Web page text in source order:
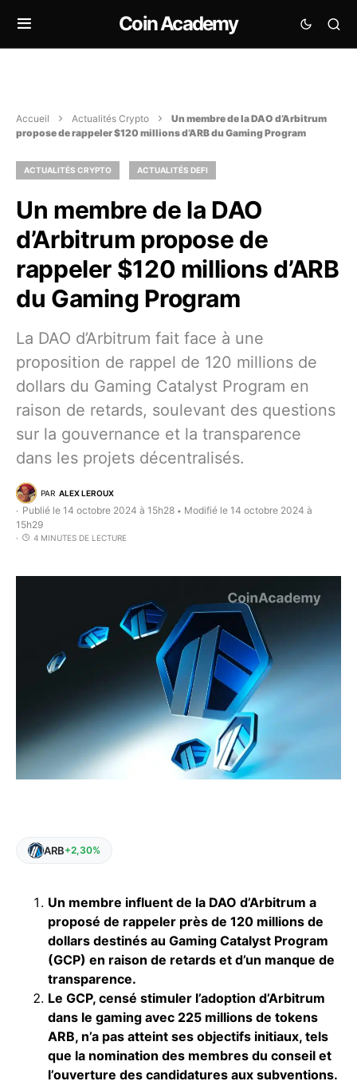
Coin Academy
Accueil Actualités Crypto
Un membre de la DAO d’Arbitrum
propose de rappeler $120 millions d’ARB du Gaming Program
ACTUALITÉS CRYPTO ACTUALITÉS DEFI
Un membre de la DAO
d’Arbitrum propose de
rappeler $120 millions d’ARB
du Gaming Program
La DAO d’Arbitrum fait face à une
proposition de rappel de 120 millions de
dollars du Gaming Catalyst Program en
raison de retards, soulevant des questions
sur la gouvernance et la transparence
dans les projets décentralisés.
PAR ALEX LEROUX
Publié le 14 octobre 2024 à 15h28 • Modifié le 14 octobre 2024 à
15h29
4 MINUTES DE LECTURE
ARB+2,30%
Un membre influent de la DAO d’Arbitrum a
proposé de rappeler près de 120 millions de
dollars destinés au Gaming Catalyst Program
(GCP) en raison de retards et d’un manque de
transparence.
Le GCP, censé stimuler l’adoption d’Arbitrum
dans le gaming avec 225 millions de tokens
ARB, n’a pas atteint ses objectifs initiaux, tels
que la nomination des membres du conseil et
l’ouverture des candidatures aux subventions.